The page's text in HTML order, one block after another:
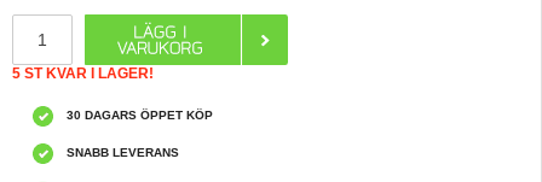
5 ST KVAR I LAGER!
30 DAGARS ÖPPET KÖP
SNABB LEVERANS